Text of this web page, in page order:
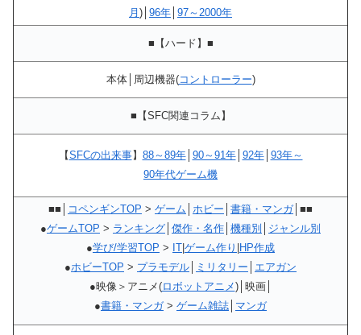
月)│ 96年 97～2000年
■ 【ハード】 ■
本体│周辺機器(コントローラー)
■【SFC関連コラム】
【SFCの出来事】 88～89年│ 90～91年│ 92年│ 93年～
90年代ゲーム機
■■│ コペンギンTOP > ゲーム ホビー 書籍・マンガ│■■
●ゲームTOP > ランキング 傑作・名作 機種別
ジャンル別
●学び/学習TOP > IT|ゲーム作り |HP作成
●ホビーTOP > プラモデル ミリタリー
エアガン
●映像＞アニメ(ロボットアニメ)│映画│
●書籍・マンガ> ゲーム雑誌 マンガ